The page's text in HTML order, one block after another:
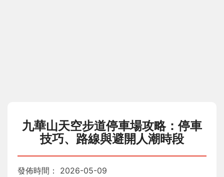
九華山天空步道停車場攻略：停車
技巧、路線與避開人潮時段
發佈時間： 2026-05-09